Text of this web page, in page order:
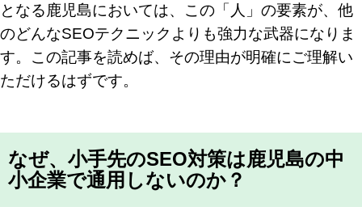
となる鹿児島においては、この「人」の要素が、他
のどんなSEOテクニックよりも強力な武器になりま
す。この記事を読めば、その理由が明確にご理解い
ただけるはずです。
なぜ、小手先のSEO対策は鹿児島の中
小企業で通用しないのか？